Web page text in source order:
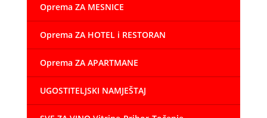
Oprema ZA MESNICE
Oprema ZA HOTEL i RESTORAN
Oprema ZA APARTMANE
UGOSTITELJSKI NAMJEŠTAJ